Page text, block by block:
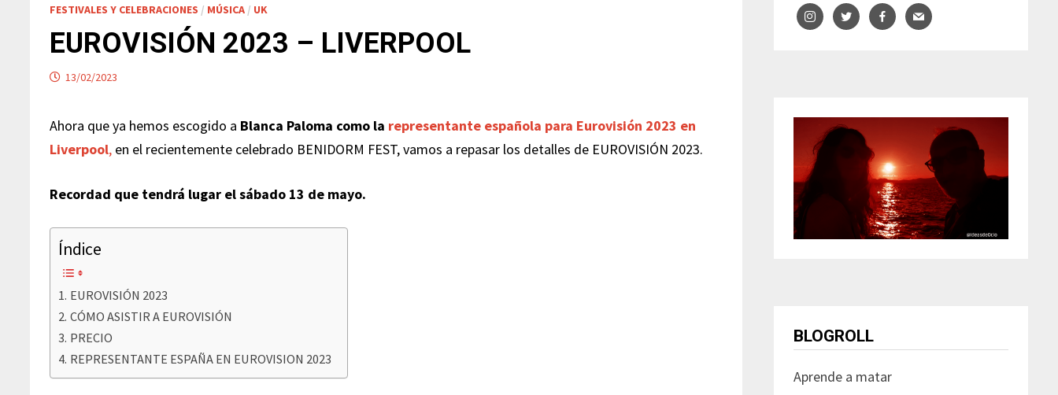
FESTIVALES Y CELEBRACIONES / MÚSICA / UK
EUROVISIÓN 2023 – LIVERPOOL
13/02/2023
Ahora que ya hemos escogido a Blanca Paloma como la representante española para Eurovisión 2023 en
Liverpool, en el recientemente celebrado BENIDORM FEST, vamos a repasar los detalles de EUROVISIÓN 2023.
Recordad que tendrá lugar el sábado 13 de mayo.
Índice
EUROVISIÓN 2023
CÓMO ASISTIR A EUROVISIÓN
PRECIO
REPRESENTANTE ESPAÑA EN EUROVISION 2023
BLOGROLL
Aprende a matar